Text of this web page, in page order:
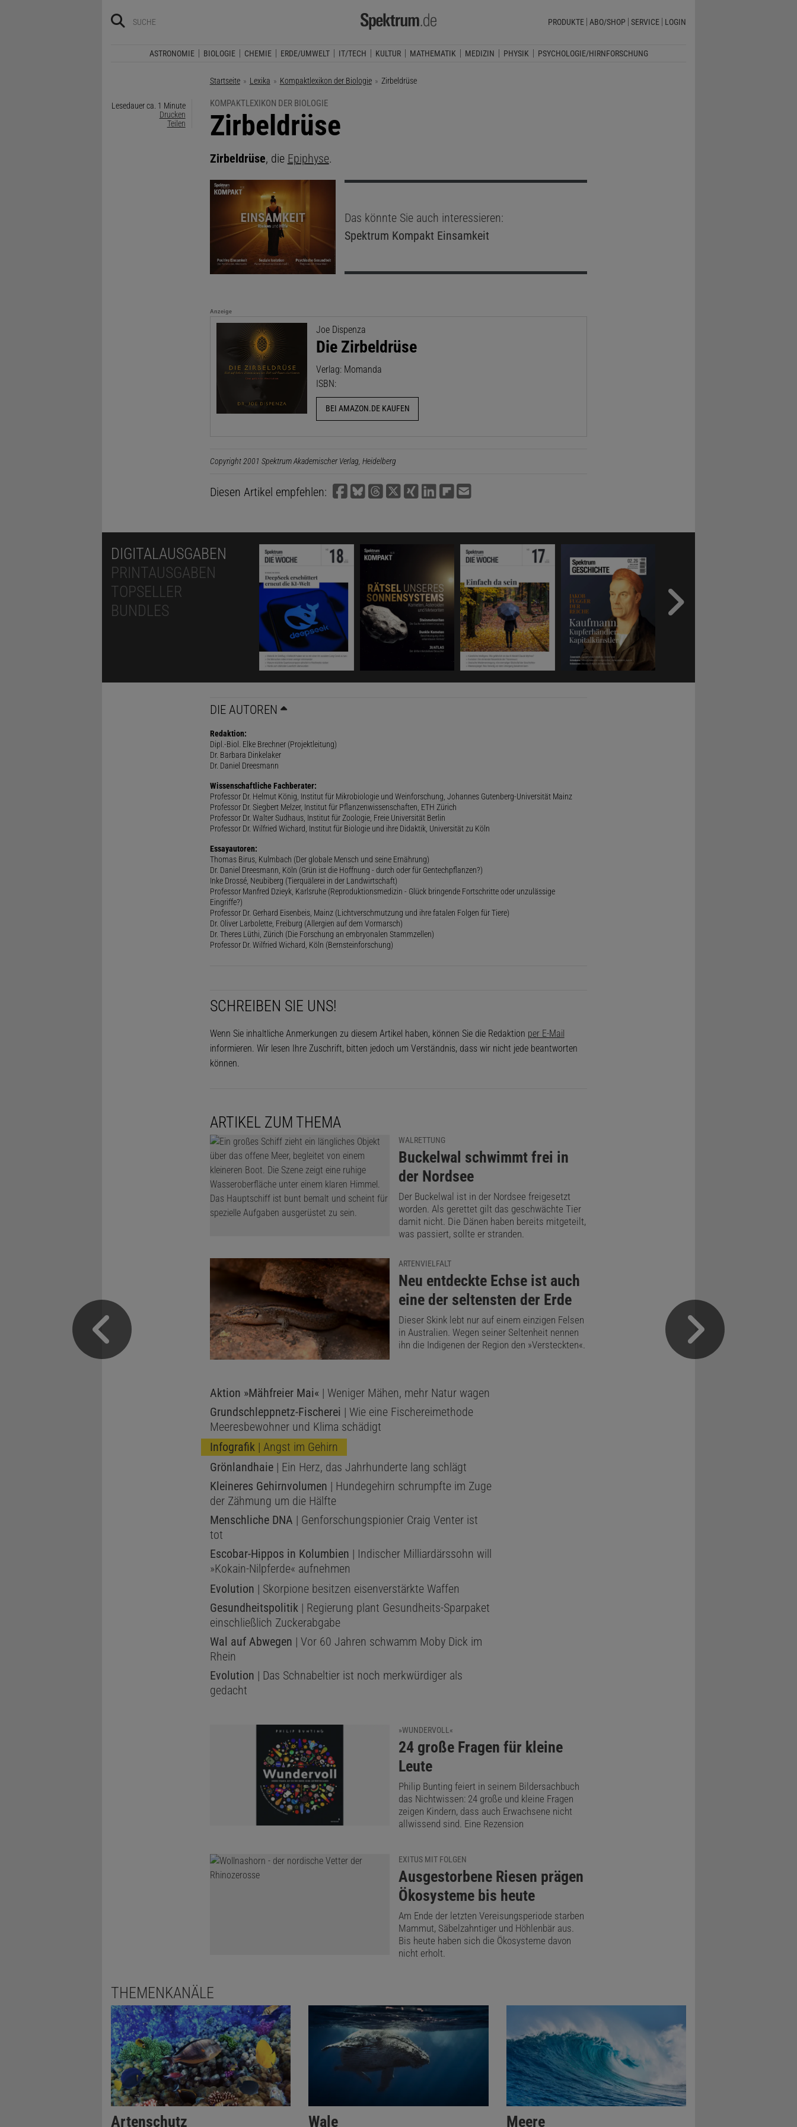
PRODUKTE ABO/SHOP SERVICE LOGIN
ASTRONOMIE BIOLOGIE CHEMIE ERDE/UMWELT IT/TECH KULTUR MATHEMATIK MEDIZIN PHYSIK PSYCHOLOGIE/HIRNFORSCHUNG
Startseite Lexika Kompaktlexikon der Biologie Aktuelle Seite:
Zirbeldrüse
Lesedauer ca. 1 Minute
Drucken
Teilen
KOMPAKTLEXIKON DER BIOLOGIE
:
Zirbeldrüse
Zirbeldrüse, die Epiphyse.
Das könnte Sie auch interessieren:
Spektrum Kompakt Einsamkeit
Anzeige
Joe Dispenza
Die Zirbeldrüse
Verlag: Momanda
ISBN:
BEI AMAZON.DE KAUFEN
Copyright 2001 Spektrum Akademischer Verlag, Heidelberg
Diesen Artikel empfehlen:
DIGITALAUSGABEN
PRINTAUSGABEN
TOPSELLER
BUNDLES
DIE AUTOREN
Redaktion:
Dipl.-Biol. Elke Brechner (Projektleitung)
Dr. Barbara Dinkelaker
Dr. Daniel Dreesmann
Wissenschaftliche Fachberater:
Professor Dr. Helmut König, Institut für Mikrobiologie und Weinforschung, Johannes Gutenberg-Universität Mainz
Professor Dr. Siegbert Melzer, Institut für Pflanzenwissenschaften, ETH Zürich
Professor Dr. Walter Sudhaus, Institut für Zoologie, Freie Universität Berlin
Professor Dr. Wilfried Wichard, Institut für Biologie und ihre Didaktik, Universität zu Köln
Essayautoren:
Thomas Birus, Kulmbach (Der globale Mensch und seine Ernährung)
Dr. Daniel Dreesmann, Köln (Grün ist die Hoffnung - durch oder für Gentechpflanzen?)
Inke Drossé, Neubiberg (Tierquälerei in der Landwirtschaft)
Professor Manfred Dzieyk, Karlsruhe (Reproduktionsmedizin - Glück bringende Fortschritte oder unzulässige
Eingriffe?)
Professor Dr. Gerhard Eisenbeis, Mainz (Lichtverschmutzung und ihre fatalen Folgen für Tiere)
Dr. Oliver Larbolette, Freiburg (Allergien auf dem Vormarsch)
Dr. Theres Lüthi, Zürich (Die Forschung an embryonalen Stammzellen)
Professor Dr. Wilfried Wichard, Köln (Bernsteinforschung)
SCHREIBEN SIE UNS!
Wenn Sie inhaltliche Anmerkungen zu diesem Artikel haben, können Sie die Redaktion per E-Mail
informieren. Wir lesen Ihre Zuschrift, bitten jedoch um Verständnis, dass wir nicht jede beantworten
können.
ARTIKEL ZUM THEMA
WALRETTUNG
:
Buckelwal schwimmt frei in
der Nordsee
Der Buckelwal ist in der Nordsee freigesetzt
worden. Als gerettet gilt das geschwächte Tier
damit nicht. Die Dänen haben bereits mitgeteilt,
was passiert, sollte er stranden.
ARTENVIELFALT
:
Neu entdeckte Echse ist auch
eine der seltensten der Erde
Dieser Skink lebt nur auf einem einzigen Felsen
in Australien. Wegen seiner Seltenheit nennen
ihn die Indigenen der Region den »Versteckten«.
Aktion »Mähfreier Mai« | Weniger Mähen, mehr Natur wagen
Grundschleppnetz-Fischerei | Wie eine Fischereimethode
Meeresbewohner und Klima schädigt
Infografik | Angst im Gehirn
Grönlandhaie| Ein Herz, das Jahrhunderte lang schlägt
Kleineres Gehirnvolumen | Hundegehirn schrumpfte im Zuge
der Zähmung um die Hälfte
Menschliche DNA | Genforschungspionier Craig Venter ist
tot
Escobar-Hippos in Kolumbien | Indischer Milliardärssohn will
»Kokain-Nilpferde« aufnehmen
Evolution | Skorpione besitzen eisenverstärkte Waffen
Gesundheitspolitik | Regierung plant Gesundheits-Sparpaket
einschließlich Zuckerabgabe
Wal auf Abwegen | Vor 60 Jahren schwamm Moby Dick im
Rhein
Evolution | Das Schnabeltier ist noch merkwürdiger als
gedacht
»WUNDERVOLL«
:
24 große Fragen für kleine
Leute
Philip Bunting feiert in seinem Bildersachbuch
das Nichtwissen: 24 große und kleine Fragen
zeigen Kindern, dass auch Erwachsene nicht
allwissend sind. Eine Rezension
EXITUS MIT FOLGEN
:
Ausgestorbene Riesen prägen
Ökosysteme bis heute
Am Ende der letzten Vereisungsperiode starben
Mammut, Säbelzahntiger und Höhlenbär aus.
Bis heute haben sich die Ökosysteme davon
nicht erholt.
THEMENKANÄLE
Artenschutz Wale Meere